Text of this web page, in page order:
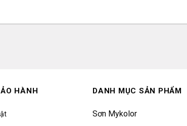
HÀNH DANH MỤC SẢN PHẨM
Sơn Mykolor